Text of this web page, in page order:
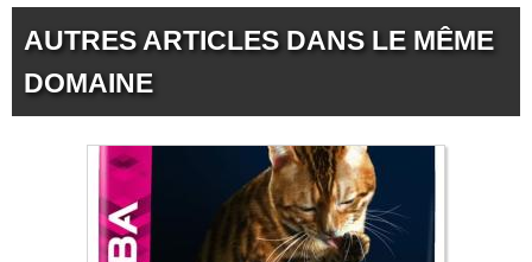
AUTRES ARTICLES DANS LE MÊME
DOMAINE